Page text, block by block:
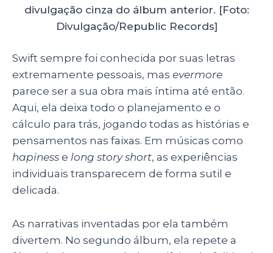
divulgação cinza do álbum anterior. [Foto:
Divulgação/Republic Records]
Swift sempre foi conhecida por suas letras
extremamente pessoais, mas evermore
parece ser a sua obra mais íntima até então.
Aqui, ela deixa todo o planejamento e o
cálculo para trás, jogando todas as histórias e
pensamentos nas faixas. Em músicas como
hapiness e long story short, as experiências
individuais transparecem de forma sutil e
delicada.
As narrativas inventadas por ela também
divertem. No segundo álbum, ela repete a